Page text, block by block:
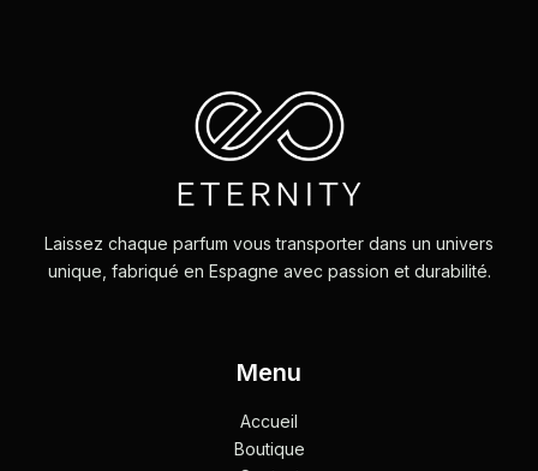
Laissez chaque parfum vous transporter dans un univers
unique, fabriqué en Espagne avec passion et durabilité.
Menu
Accueil
Boutique